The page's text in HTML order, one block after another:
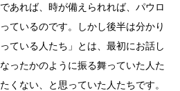
あれば、時が備えられれば、パウロ
ているのです。しかし後半は分かり
ている人たち」とは、最初にお話し
ったかのように振る舞っていた人た
くない、と思っていた人たちです。